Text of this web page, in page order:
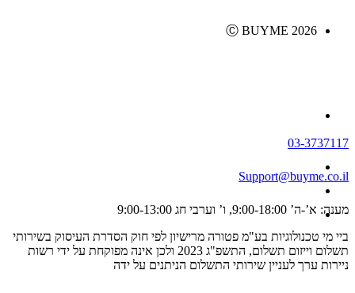
Ⓒ BUYME 2026
03-3737117
Support@buyme.co.il
מענה: א’-ה’ 9:00-18:00, ו’ וערבי חג 9:00-13:00
ביי מי טכנולוגיות בע"מ פטורה מרישיון לפי חוק הסדרת העיסוק בשירותי
תשלום וייזום תשלום, התשפ"ג 2023 ולכן אינה מפוקחת על ידי רשות
ניירות ערך לעניין שירותי התשלום הניתנים על ידה